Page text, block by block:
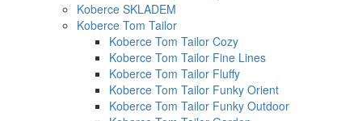
Koberce SKLADEM
Koberce Tom Tailor
Koberce Tom Tailor Cozy
Koberce Tom Tailor Fine Lines
Koberce Tom Tailor Fluffy
Koberce Tom Tailor Funky Orient
Koberce Tom Tailor Funky Outdoor